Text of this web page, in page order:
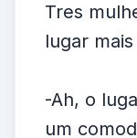
Tres
lugar
-Ah, o
um